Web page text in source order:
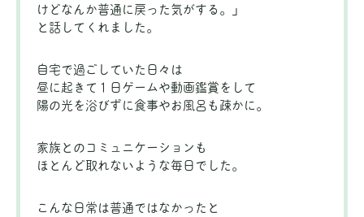
けどなんか普通に戻った気がする。」
と話してくれました。
自宅で過ごしていた日々は
昼に起きて１日ゲームや動画鑑賞をして
陽の光を浴びずに食事やお風呂も疎かに。
家族とのコミュニケーションも
ほとんど取れないような毎日でした。
こんな日常は普通ではなかったと